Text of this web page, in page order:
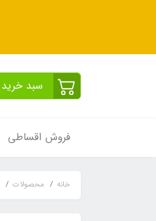
سبد خرید
فروش اقساطی
خانه محصولات